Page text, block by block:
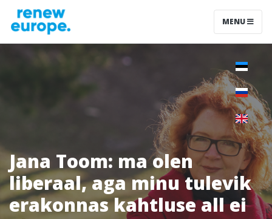
MENU
Jana Toom: ma olen
liberaal, aga minu tulevik
erakonnas kahtluse all ei